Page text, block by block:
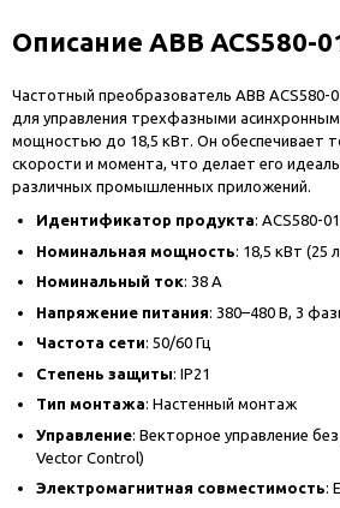
Описание ABB ACS580-
Частотный преобразователь ABB ACS580-
для управления трехфазными
мощностью до 18,5 кВт. Он обеспечивает
скорости и момента, что делает его
различных промышленных приложений.
Идентификатор продукта: ACS580-
Номинальная мощность: 18,5 кВт (25
Номинальный ток: 38 А
Напряжение питания: 380–480 В, 3
Частота сети: 50/60 Гц
Степень защиты: IP21
Тип монтажа: Настенный монтаж
Управление: Векторное управление
Vector Control)
Электромагнитная совместимость: